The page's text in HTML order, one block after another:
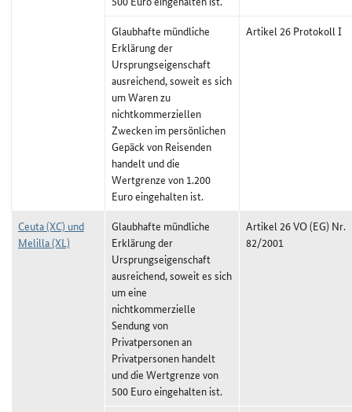
Glaubhafte mündliche
Erklärung der
Ursprungseigenschaft
ausreichend, soweit es sich
um Waren zu
nichtkommerziellen
Zwecken im persönlichen
Gepäck von Reisenden
handelt und die
Wertgrenze von 1.200
Euro eingehalten ist.
Artikel 26 Protokoll I
Ceuta (XC) und
Melilla (XL)
Glaubhafte mündliche
Erklärung der
Ursprungseigenschaft
ausreichend, soweit es sich
um eine
nichtkommerzielle
Sendung von
Privatpersonen an
Privatpersonen handelt
und die Wertgrenze von
500 Euro eingehalten ist.
Artikel 26 VO (EG) Nr.
82/2001